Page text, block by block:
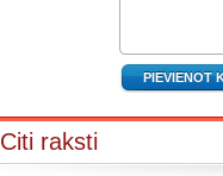
Citi raksti